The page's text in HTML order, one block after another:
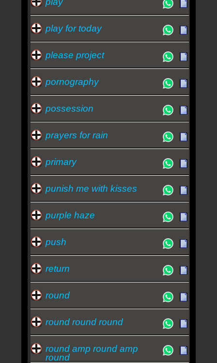
play for today
please project
pornography
possession
prayers for rain
primary
punish me with kisses
purple haze
push
return
round
round round round
round amp round amp
round